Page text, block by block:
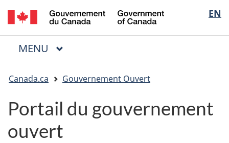
Passer
au
contenu
Passer
à
« Au
Passer
à
la
EN
of
Menu
MENU PRINCIPAL
êtes
ici
Canada.ca Gouvernement Ouvert
Portail du gouvernement
ouvert